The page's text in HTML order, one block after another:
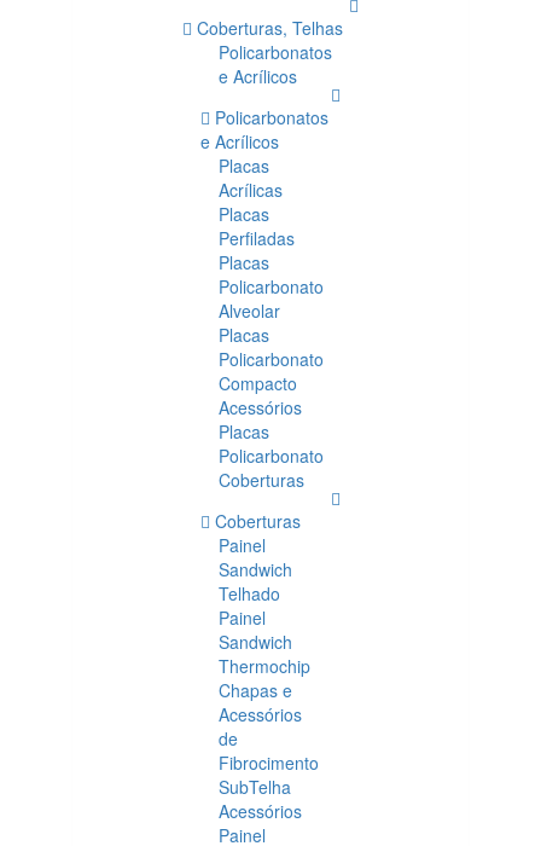
Coberturas, Telhas
Policarbonatos
e Acrílicos
Policarbonatos
e Acrílicos
Placas
Acrílicas
Placas
Perfiladas
Placas
Policarbonato
Alveolar
Placas
Policarbonato
Compacto
Acessórios
Placas
Policarbonato
Coberturas
Coberturas
Painel
Sandwich
Telhado
Painel
Sandwich
Thermochip
Chapas e
Acessórios
de
Fibrocimento
SubTelha
Acessórios
Painel